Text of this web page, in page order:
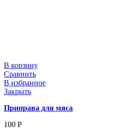
В корзину
Сравнить
В избранное
Закрыть
Приправа для мяса
100 Р